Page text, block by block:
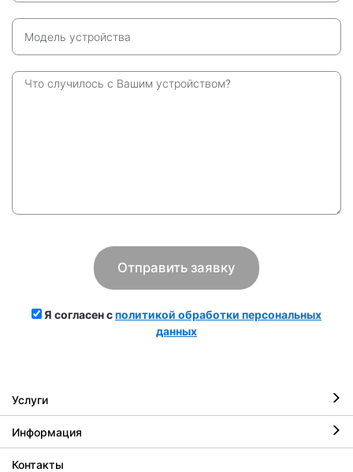
Я согласен сполитикой обработки персональных
данных
Услуги
Ремонт iPhone
Ремонт iPad
Информация
О компании
Контакты